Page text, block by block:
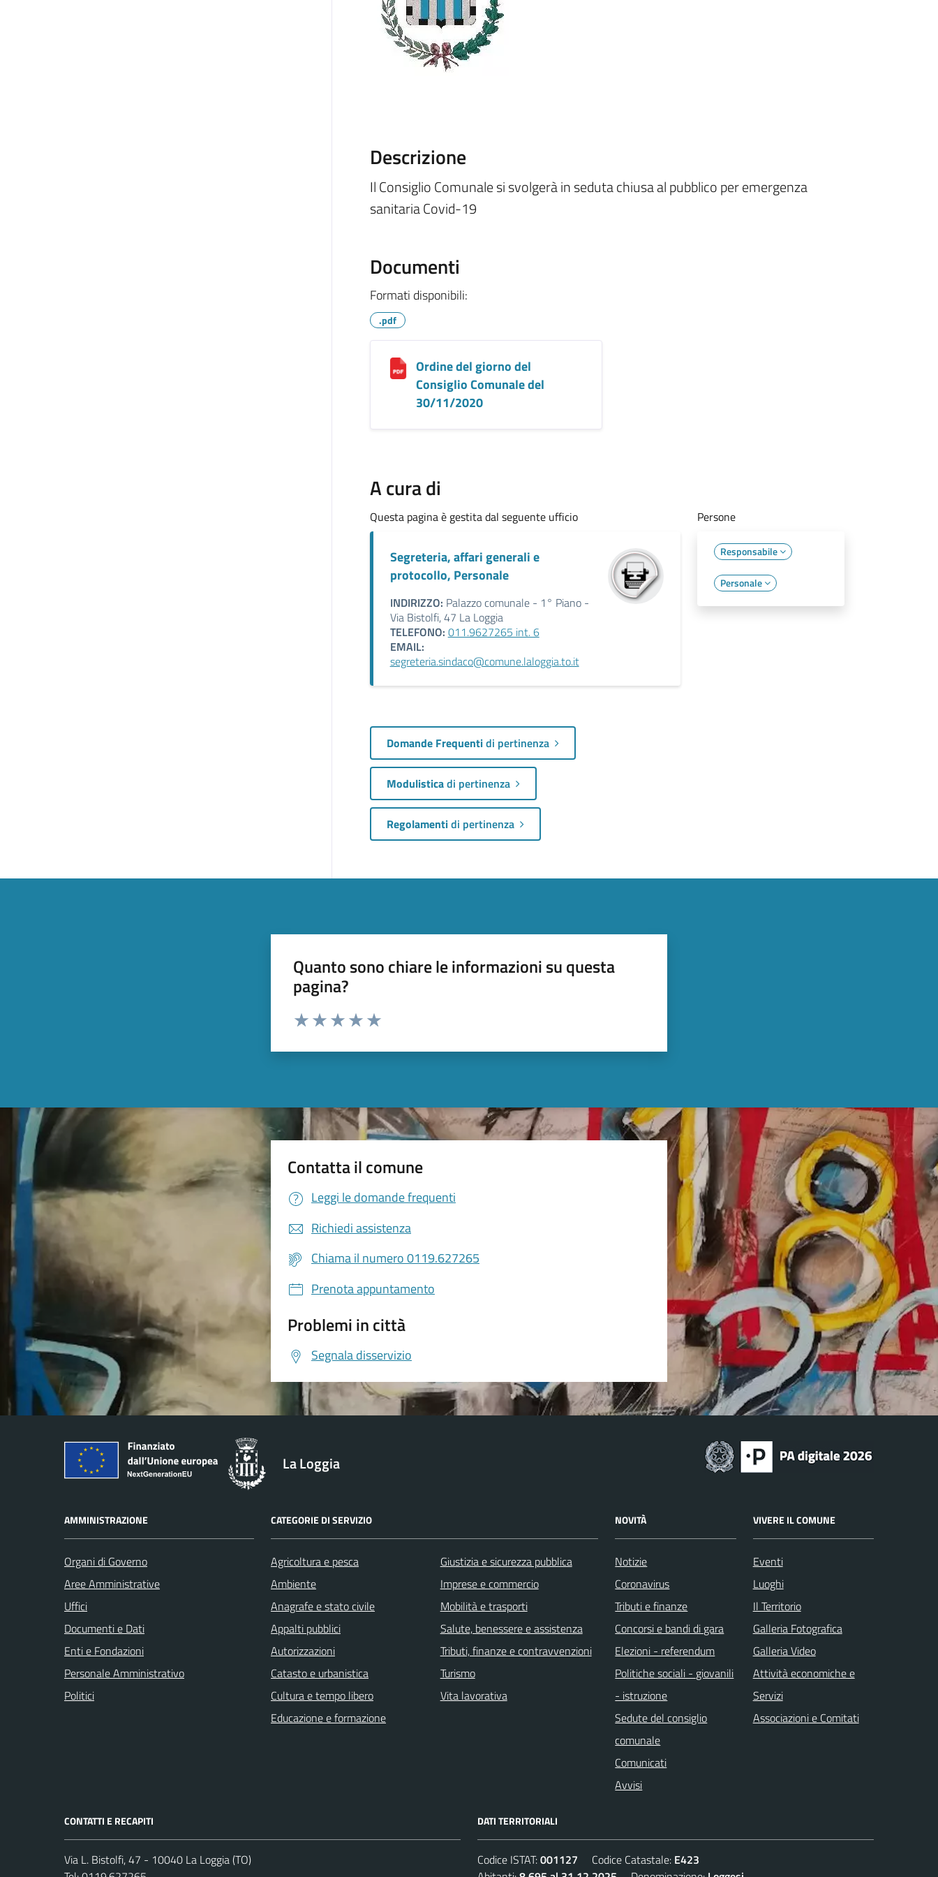
Descrizione
Il Consiglio Comunale si svolgerà in seduta chiusa al pubblico per emergenza
sanitaria Covid-19
Documenti
Formati disponibili:
.pdf
Ordine del giorno del
Consiglio Comunale del
30/11/2020
A cura di
Questa pagina è gestita dal seguente ufficio
Segreteria, affari generali e
protocollo, Personale
INDIRIZZO: Palazzo comunale - 1° Piano -
Via Bistolfi, 47 La Loggia
TELEFONO: 011.9627265 int. 6
EMAIL:
segreteria.sindaco@comune.laloggia.to.it
Persone
Responsabile
Personale
Domande Frequentidi pertinenza
Modulisticadi pertinenza
Regolamentidi pertinenza
Quanto sono chiare le informazioni su questa
pagina?
Valuta da 1 a 5 stelle la pagina
Contatta il comune
Leggi le domande frequenti
Richiedi assistenza
Chiama il numero 0119.627265
Prenota appuntamento
Problemi in città
Segnala disservizio
La Loggia
AMMINISTRAZIONE
Organi di Governo
Aree Amministrative
Uffici
Documenti e Dati
Enti e Fondazioni
Personale Amministrativo
Politici
CATEGORIE DI SERVIZIO
Agricoltura e pesca
Ambiente
Anagrafe e stato civile
Appalti pubblici
Autorizzazioni
Catasto e urbanistica
Cultura e tempo libero
Educazione e formazione
Giustizia e sicurezza pubblica
Imprese e commercio
Mobilità e trasporti
Salute, benessere e assistenza
Tributi, finanze e contravvenzioni
Turismo
Vita lavorativa
NOVITÀ
Notizie
Coronavirus
Tributi e finanze
Concorsi e bandi di gara
Elezioni - referendum
Politiche sociali - giovanili
- istruzione
Sedute del consiglio
comunale
Comunicati
Avvisi
VIVERE IL COMUNE
Eventi
Luoghi
Il Territorio
Galleria Fotografica
Galleria Video
Attività economiche e
Servizi
Associazioni e Comitati
CONTATTI E RECAPITI
Via L. Bistolfi, 47 - 10040 La Loggia (TO)
DATI TERRITORIALI
Codice ISTAT:001127 Codice Catastale: E423